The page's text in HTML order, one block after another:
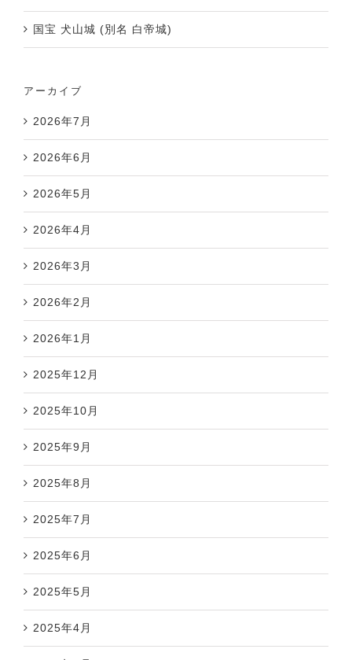
国宝 犬山城 (別名 白帝城)
アーカイブ
2026年7月
2026年6月
2026年5月
2026年4月
2026年3月
2026年2月
2026年1月
2025年12月
2025年10月
2025年9月
2025年8月
2025年7月
2025年6月
2025年5月
2025年4月